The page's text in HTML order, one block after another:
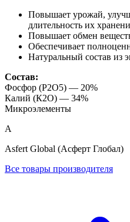
Повышает урожай,
длительность их
Повышает обмен
Обеспечивает
Натуральный состав из
Состав:
Фосфор (Р2О5) — 20%
Калий (К2О) — 34%
Микроэлементы
A
Asfert Global (Асферт Глобал)
Все товары производителя